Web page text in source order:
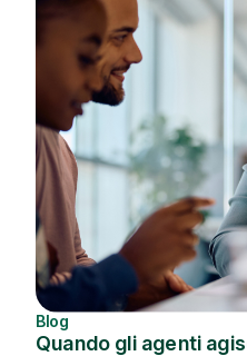
Blog
Quando gli agenti